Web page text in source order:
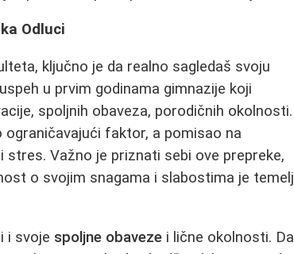
Odluci
ključno je da realno sagledaš svoju
u prvim godinama gimnazije koji
spoljnih obaveza, porodičnih okolnosti.
faktor, a pomisao na
stres. Važno je priznati sebi ove prepreke,
o svojim snagama i slabostima je temelj
i svoje spoljne obaveze i lične okolnosti. Da